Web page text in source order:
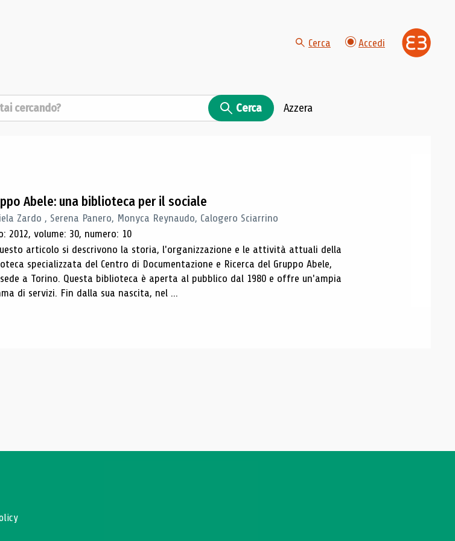
Cerca Accedi
Cerca Azzera
Abele: una biblioteca per il sociale
Zardo , Serena Panero, Monyca Reynaudo, Calogero Sciarrino
2012, volume: 30, numero: 10
articolo si descrivono la storia, l'organizzazione e le attività attuali della
specializzata del Centro di Documentazione e Ricerca del Gruppo Abele,
a Torino. Questa biblioteca è aperta al pubblico dal 1980 e offre un'ampia
di servizi. Fin dalla sua nascita, nel ...